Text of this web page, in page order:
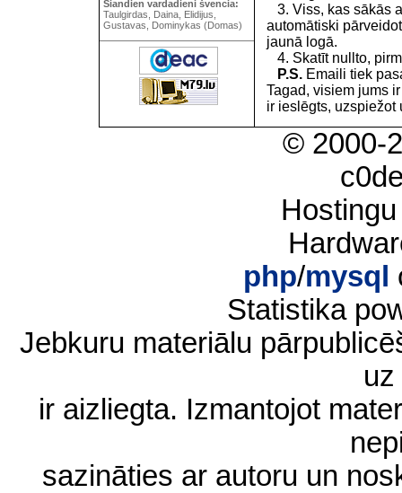
Šiandien vardadieni švencia:
Taulgirdas, Daina, Elidijus,
Gustavas, Dominykas (Domas)
3. Viss, kas sākās
automātiski
jaunā logā.
4. Skatīt nullto,
P.S. Emaili tiek
Tagad, visiem jums
ir ieslēgts, uzspiežot
© 2000-
php/mysql
Statistika
Jebkuru materiālu
ir aizliegta. Izmantojot
sazināties ar autoru un